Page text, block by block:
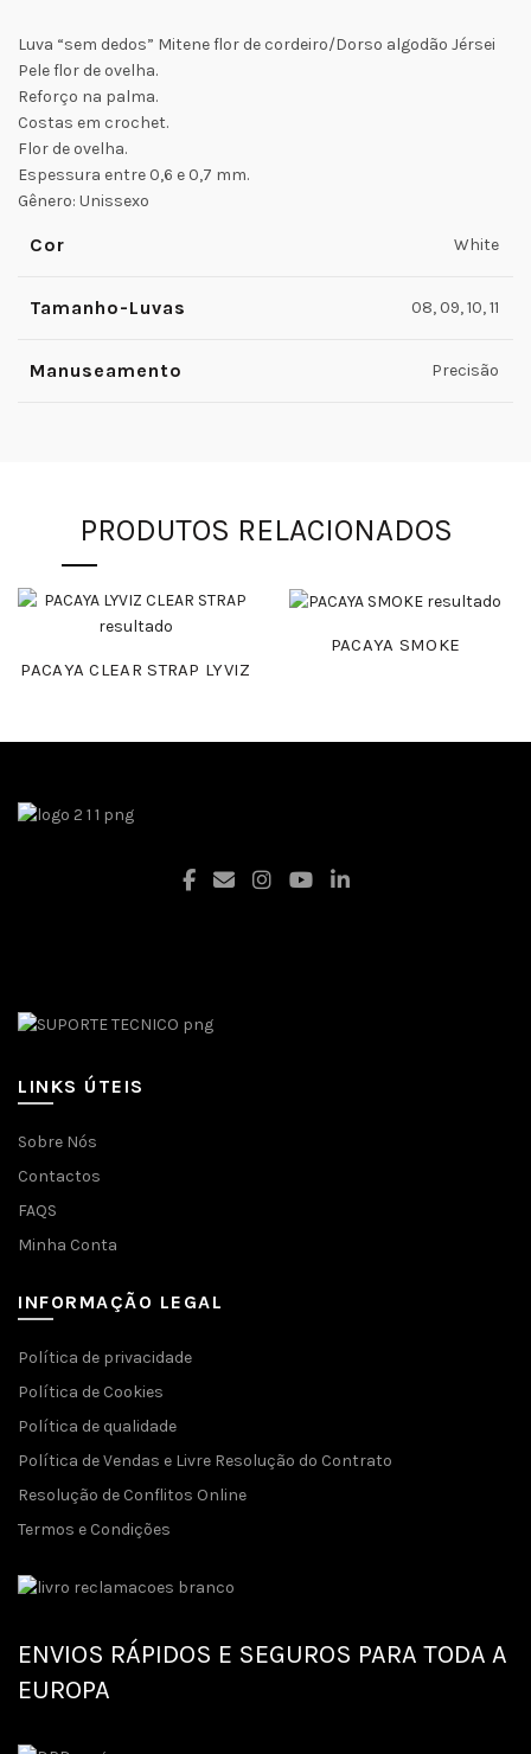
Luva “sem dedos” Mitene flor de cordeiro/Dorso algodão Jérsei
Pele flor de ovelha.
Reforço na palma.
Costas em crochet.
Flor de ovelha.
Espessura entre 0,6 e 0,7 mm.
Gênero: Unissexo
Cor White
Tamanho-Luvas 08, 09, 10, 11
Manuseamento Precisão
PRODUTOS RELACIONADOS
PACAYA CLEAR STRAP LYVIZ
PACAYA SMOKE
LINKS ÚTEIS
Sobre Nós
Contactos
FAQS
Minha Conta
INFORMAÇÃO LEGAL
Política de privacidade
Política de Cookies
Política de qualidade
Política de Vendas e Livre Resolução do Contrato
Resolução de Conflitos Online
Termos e Condições
ENVIOS RÁPIDOS E SEGUROS PARA TODA A
EUROPA